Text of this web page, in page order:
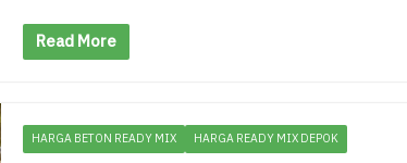
Read More
HARGA BETON READY MIX HARGA READY MIX DEPOK